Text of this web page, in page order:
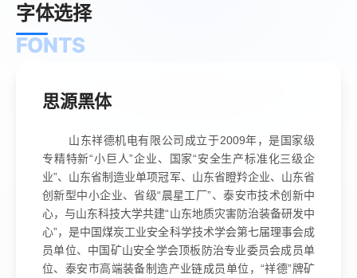
字体选择
FONTS
思源黑体
山东祥德机电有限公司成立于2009年，是国家级
专精特新“小巨人”企业、国家“安全生产标准化三级企
业”、山东省制造业单项冠军、山东省瞪羚企业、山东省
创新型中小企业、省级“晨星工厂”、泰安市技术创新中
心，与山东科技大学共建“山东地质灾害防治装备研发中
心”，是中国煤炭工业安全科学技术学会第七届理事会成
员单位、中国矿山安全学会顶板防治专业委员会成员单
位、泰安市高端装备制造产业链成员单位，“祥德”牌矿